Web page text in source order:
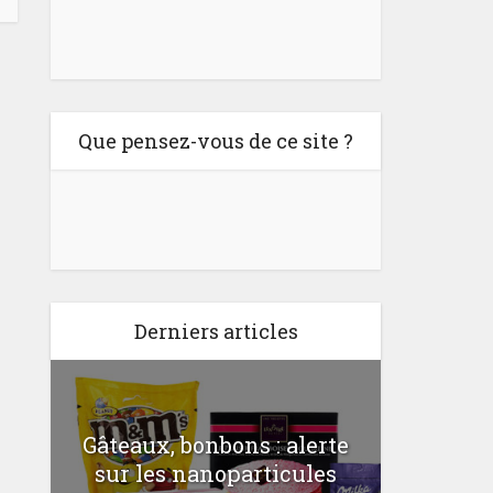
Que pensez-vous de ce site ?
Derniers articles
Gâteaux, bonbons : alerte
sur les nanoparticules